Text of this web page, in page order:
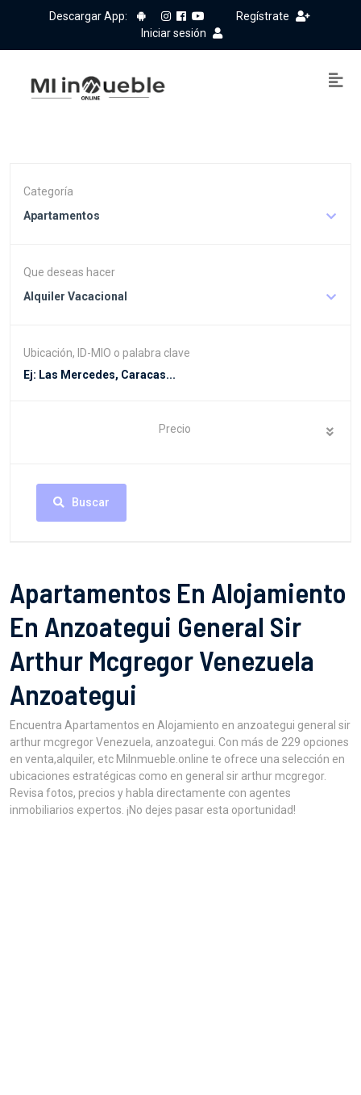
Descargar App:
Regístrate
Iniciar sesión
Categoría
Apartamentos
Que deseas hacer
Alquiler Vacacional
Ubicación, ID-MIO o palabra clave
Precio
Buscar
Apartamentos En Alojamiento
En Anzoategui General Sir
Arthur Mcgregor Venezuela
Anzoategui
Encuentra Apartamentos en Alojamiento en anzoategui general sir
arthur mcgregor Venezuela, anzoategui. Con más de 229 opciones
en venta,alquiler, etc MiInmueble.online te ofrece una selección en
ubicaciones estratégicas como en general sir arthur mcgregor.
Revisa fotos, precios y habla directamente con agentes
inmobiliarios expertos. ¡No dejes pasar esta oportunidad!